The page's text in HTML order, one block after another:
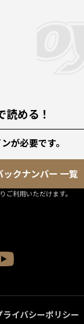
読める！
が必要です。
ックナンバー 一覧
利用いただけます。
ライバシーポリシー